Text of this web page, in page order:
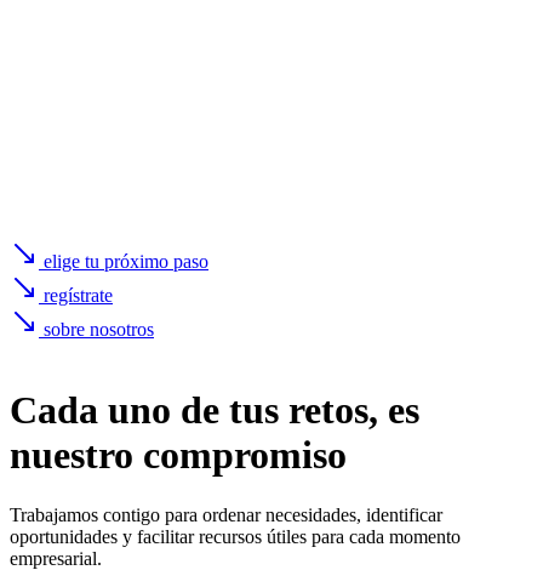
elige tu próximo paso
regístrate
sobre nosotros
Cada uno de tus retos, es
nuestro compromiso
Trabajamos contigo para ordenar necesidades, identificar
oportunidades y facilitar recursos útiles para cada momento
empresarial.